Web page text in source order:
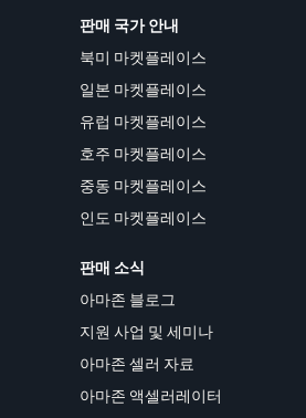
판매 국가 안내
북미 마켓플레이스
일본 마켓플레이스
유럽 마켓플레이스
호주 마켓플레이스
중동 마켓플레이스
인도 마켓플레이스
판매 소식
아마존 블로그
지원 사업 및 세미나
아마존 셀러 자료
아마존 액셀러레이터